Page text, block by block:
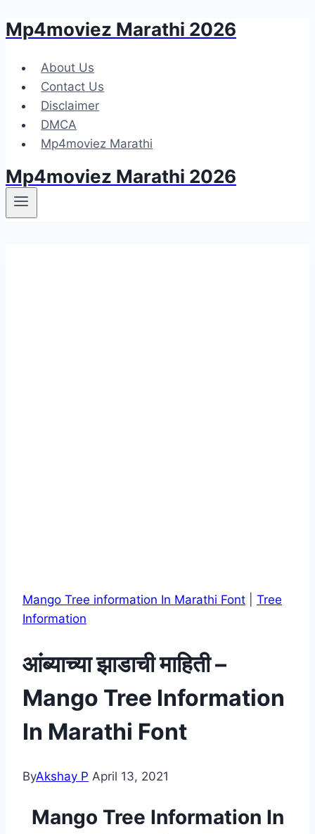
Skip
content
Mp4moviez Marathi 2026
About Us
Contact Us
Disclaimer
DMCA
Mp4moviez Marathi
Mp4moviez Marathi 2026
Mango Tree information In Marathi Font
Tree
Information
आंब्याच्या झाडाची माहिती –
Mango Tree Information
In Marathi Font
ByAkshay P April 13, 2021
Mango Tree Information In